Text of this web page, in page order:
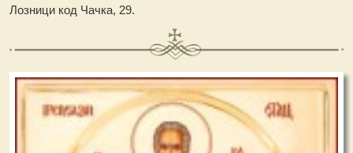
Лозници код Чачка, 29.